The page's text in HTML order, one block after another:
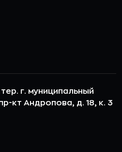
г. муниципальный
кт Андропова, д. 18, к. 3